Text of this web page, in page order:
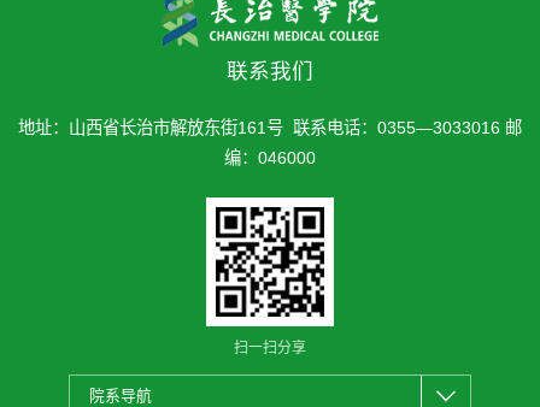
联系我们
地址：山西省长治市解放东街161号 联系电话：0355—3033016 邮
编：046000
扫一扫分享
院系导航